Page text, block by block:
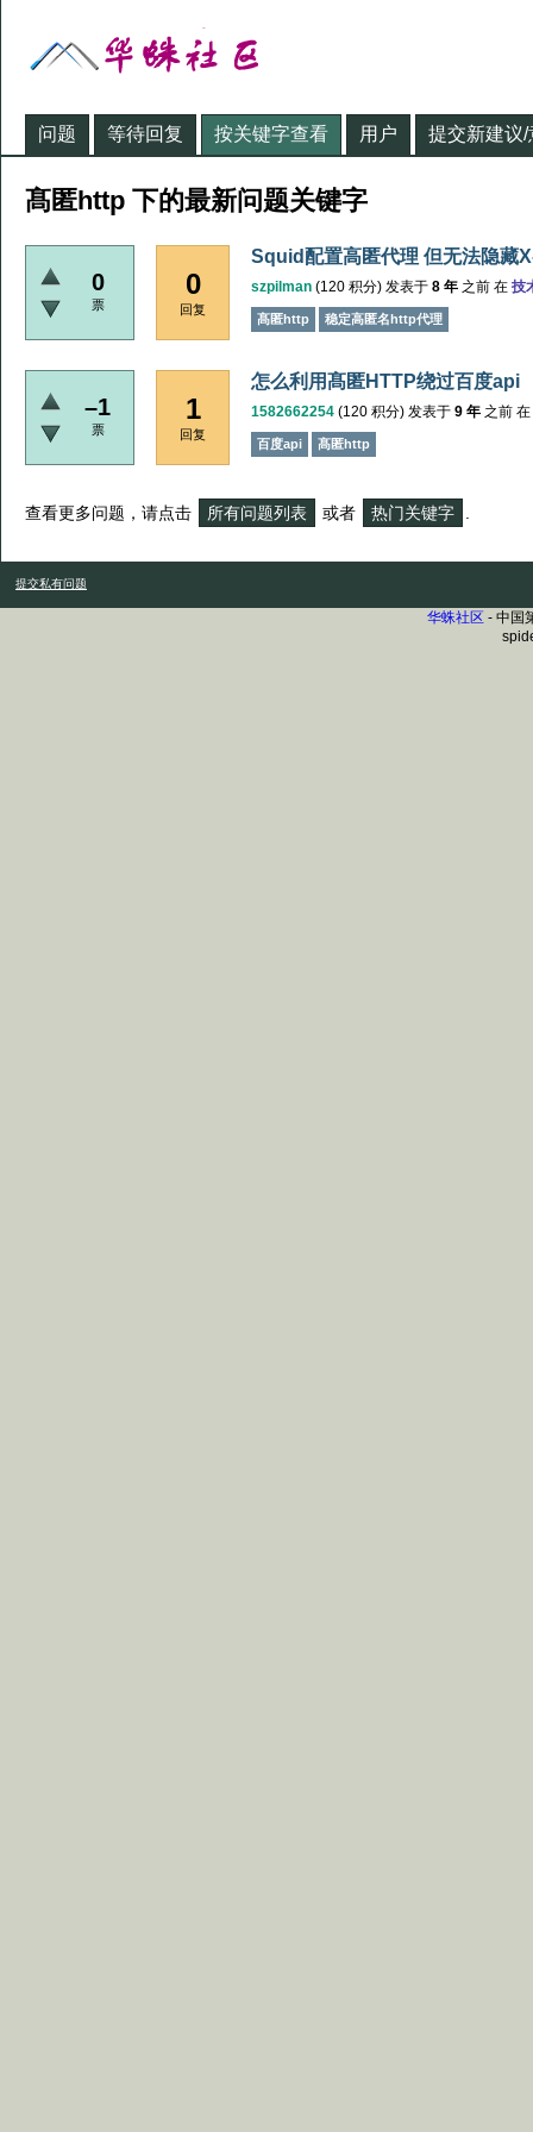
问题 等待回复 按关键字查看 用户 提交新建议/
髙匿http 下的最新问题关键字
0
票
0
回复
Squid配置高匿代理 但无法隐藏
szpilman (120 积分) 发表于 8 年 之前 在 技
髙匿http 稳定高匿名http代理
–1
票
1
回复
怎么利用髙匿HTTP绕过百度api
1582662254 (120 积分) 发表于 9 年 之前 在
百度api 髙匿http
查看更多问题，请点击 所有问题列表 或者 热门关键字
提交私有问题
华蛛社区 - 中国